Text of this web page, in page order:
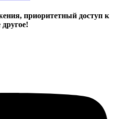
приоритетный доступ к